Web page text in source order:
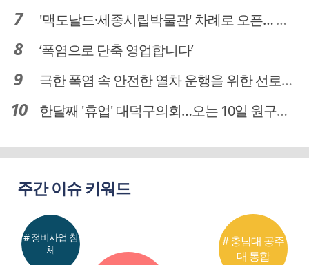
'맥도날드·세종시립박물관' 차례로 오픈… 고운동 정주여건 좋아진다
‘폭염으로 단축 영업합니다’
극한 폭염 속 안전한 열차 운행을 위한 선로관리
한달째 '휴업' 대덕구의회…오는 10일 원구성 다시 돌입
주간 이슈 키워드
# 충남대 공주
대 통합
# 정비사업 침
체